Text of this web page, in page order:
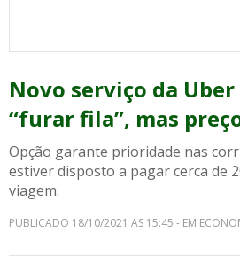
Novo serviço da
“furar fila”, mas
Opção garante prioridade nas
estiver disposto a pagar cerca de
viagem.
PUBLICADO 18/10/2021 AS 15:45 - EM